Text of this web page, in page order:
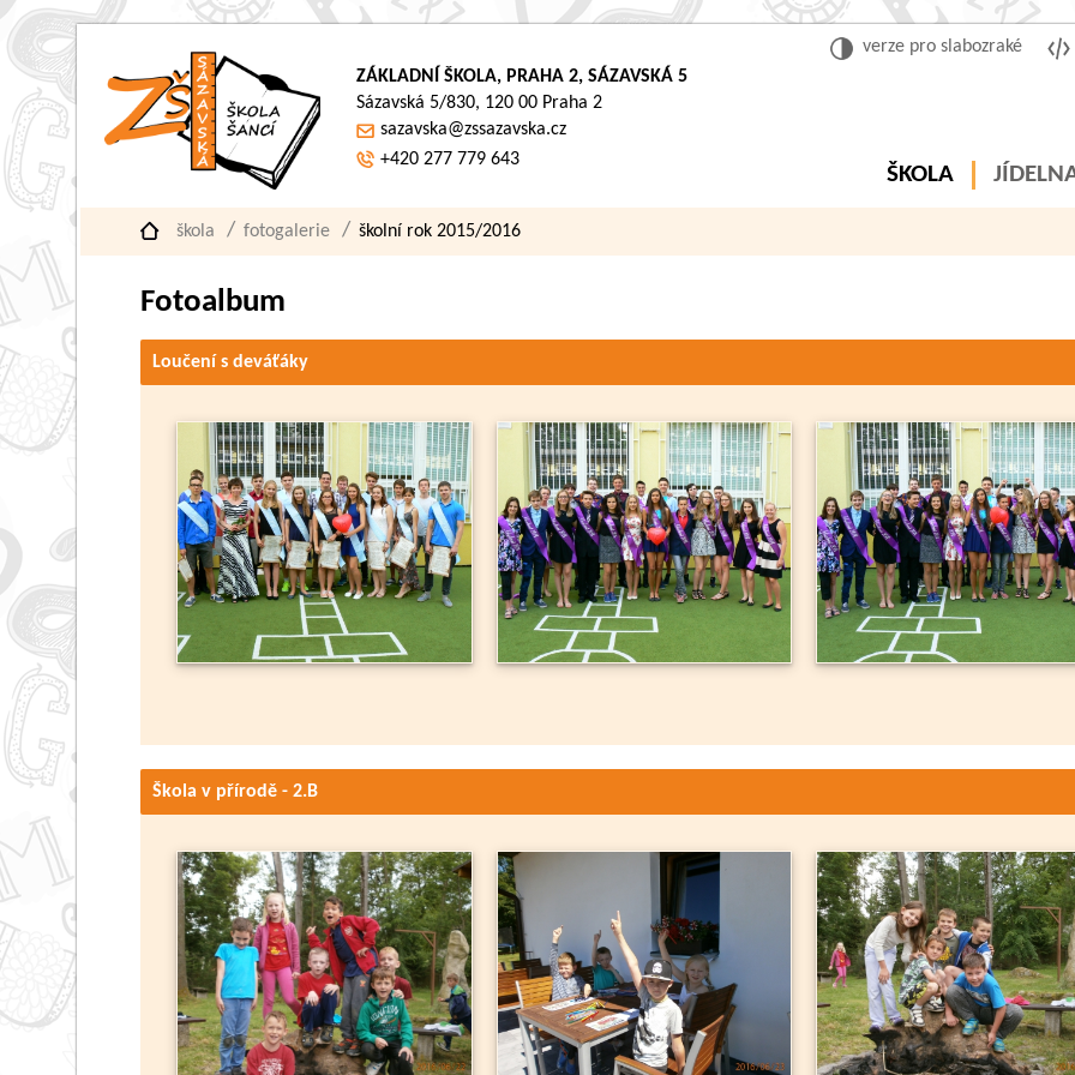
verze pro slabozraké
ZÁKLADNÍ ŠKOLA, PRAHA 2, SÁZAVSKÁ 5
Sázavská 5/830, 120 00 Praha 2
sazavska@zssazavska.cz
+420 277 779 643
ŠKOLA
škola fotogalerie školní rok 2015/2016
Fotoalbum
Loučení s deváťáky
Škola v přírodě - 2.B